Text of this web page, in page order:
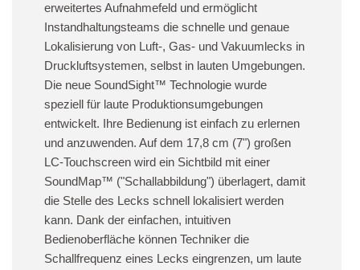
erweitertes Aufnahmefeld und ermöglicht
Instandhaltungsteams die schnelle und genaue
Lokalisierung von Luft-, Gas- und Vakuumlecks in
Druckluftsystemen, selbst in lauten Umgebungen.
Die neue SoundSight™ Technologie wurde
speziell für laute Produktionsumgebungen
entwickelt. Ihre Bedienung ist einfach zu erlernen
und anzuwenden. Auf dem 17,8 cm (7") großen
LC-Touchscreen wird ein Sichtbild mit einer
SoundMap™ ("Schallabbildung") überlagert, damit
die Stelle des Lecks schnell lokalisiert werden
kann. Dank der einfachen, intuitiven
Bedienoberfläche können Techniker die
Schallfrequenz eines Lecks eingrenzen, um laute